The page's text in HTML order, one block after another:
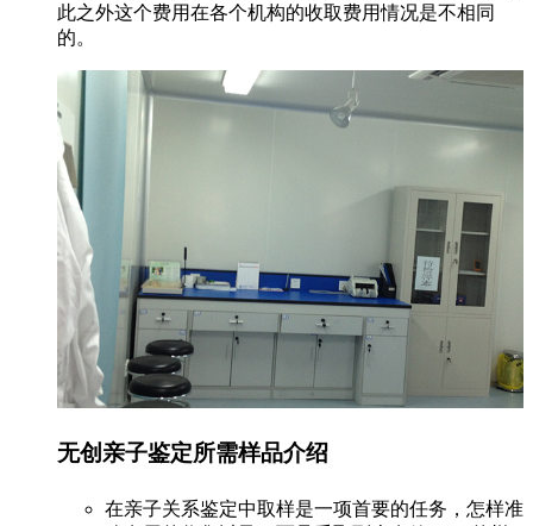
此之外这个费用在各个机构的收取费用情况是不相同
的。
无创亲子鉴定所需样品介绍
在亲子关系鉴定中取样是一项首要的任务，怎样准